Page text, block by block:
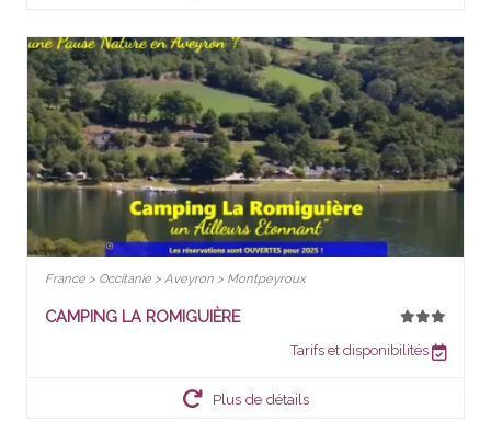
France > Occitanie > Aveyron > Montpeyroux
CAMPING LA ROMIGUIÈRE
Tarifs et disponibilités
Plus de détails